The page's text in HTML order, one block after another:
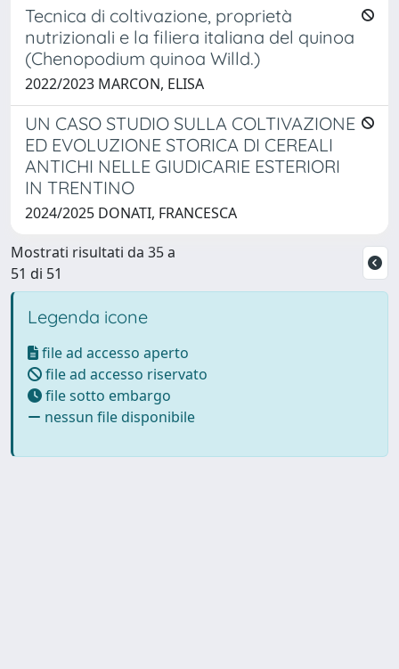
Tecnica di coltivazione, proprietà
nutrizionali e la filiera italiana del quinoa
(Chenopodium quinoa Willd.)
2022/2023 MARCON, ELISA
UN CASO STUDIO SULLA COLTIVAZIONE
ED EVOLUZIONE STORICA DI CEREALI
ANTICHI NELLE GIUDICARIE ESTERIORI
IN TRENTINO
2024/2025 DONATI, FRANCESCA
Mostrati risultati da 35 a
51 di 51
Legenda icone
file ad accesso aperto
file ad accesso riservato
file sotto embargo
nessun file disponibile